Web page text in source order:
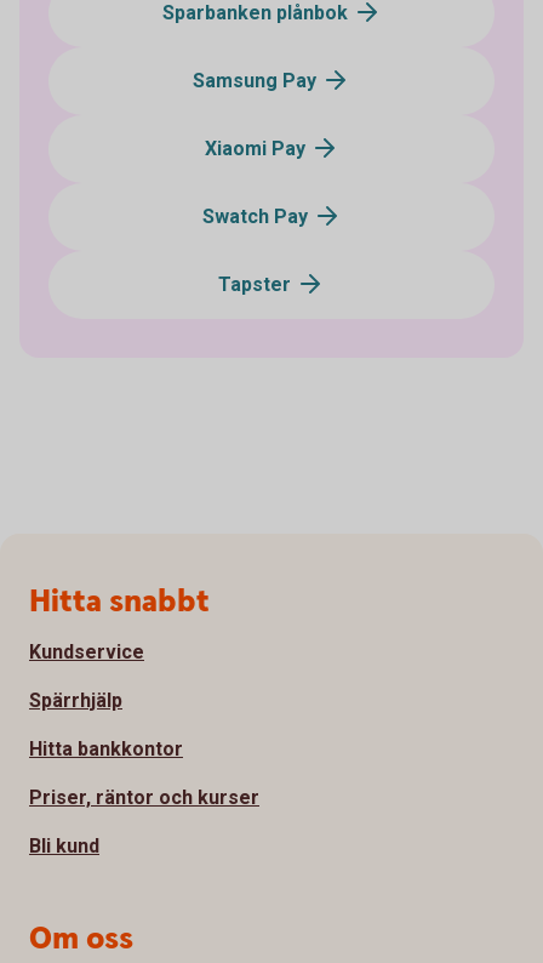
Sparbanken plånbok
Samsung Pay
Xiaomi Pay
Swatch Pay
Tapster
Sidfot
Hitta snabbt
Kundservice
Spärrhjälp
Hitta bankkontor
Priser, räntor och kurser
Bli kund
Om oss